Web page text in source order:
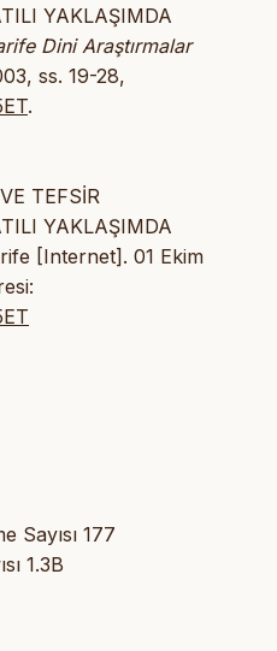
YAKLAŞIMDA
Dini Araştırmalar
ss. 19-28,
.
TEFSİR
YAKLAŞIMDA
[Internet]. 01 Ekim
Sayısı 177
1.3B